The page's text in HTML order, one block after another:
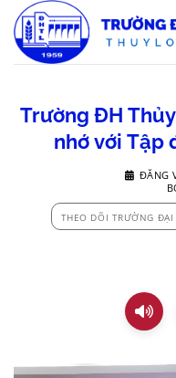
qua
nội
Trường ĐH
nhớ với Tập
ĐĂNG
THEO DÕI TRƯỜNG ĐẠI